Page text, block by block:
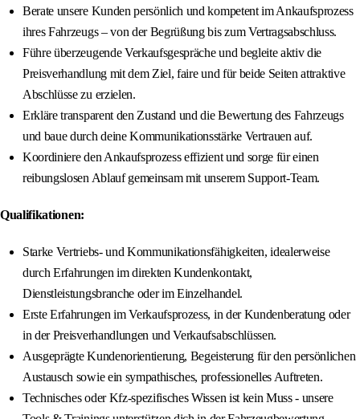
Berate unsere Kunden persönlich und kompetent im Ankaufsprozess
ihres Fahrzeugs – von der Begrüßung bis zum Vertragsabschluss.
Führe überzeugende Verkaufsgespräche und begleite aktiv die
Preisverhandlung mit dem Ziel, faire und für beide Seiten attraktive
Abschlüsse zu erzielen.
Erkläre transparent den Zustand und die Bewertung des Fahrzeugs
und baue durch deine Kommunikationsstärke Vertrauen auf.
Koordiniere den Ankaufsprozess effizient und sorge für einen
reibungslosen Ablauf gemeinsam mit unserem Support-Team.
Qualifikationen:
Starke Vertriebs- und Kommunikationsfähigkeiten, idealerweise
durch Erfahrungen im direkten Kundenkontakt,
Dienstleistungsbranche oder im Einzelhandel.
Erste Erfahrungen im Verkaufsprozess, in der Kundenberatung oder
in der Preisverhandlungen und Verkaufsabschlüssen.
Ausgeprägte Kundenorientierung, Begeisterung für den persönlichen
Austausch sowie ein sympathisches, professionelles Auftreten.
Technisches oder Kfz-spezifisches Wissen ist kein Muss - unsere